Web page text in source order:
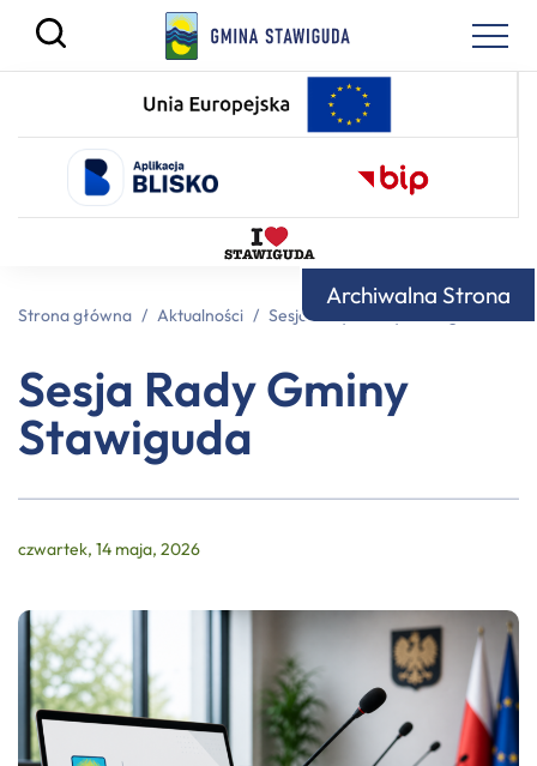
Archiwalna Strona
Strona główna / Aktualności / Sesja Rady Gminy Stawiguda
Sesja Rady Gminy
Stawiguda
czwartek, 14 maja, 2026